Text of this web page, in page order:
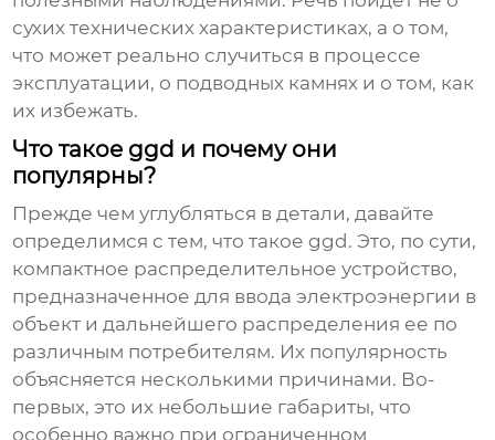
сухих технических характеристиках, а о том,
что может реально случиться в процессе
эксплуатации, о подводных камнях и о том, как
их избежать.
Что такое ggd и почему они
популярны?
Прежде чем углубляться в детали, давайте
определимся с тем, что такоеggd . Это, по сути,
компактное распределительное устройство,
предназначенное для ввода электроэнергии в
объект и дальнейшего распределения ее по
различным потребителям. Их популярность
объясняется несколькими причинами. Во-
первых, это их небольшие габариты, что
особенно важно при ограниченном